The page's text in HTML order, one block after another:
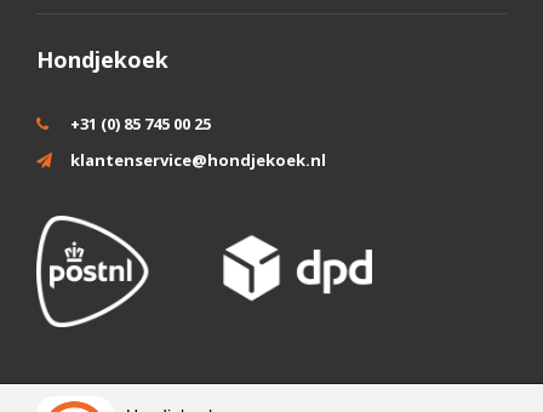
Hondjekoek
+31 (0) 85 745 00 25
klantenservice@hondjekoek.nl